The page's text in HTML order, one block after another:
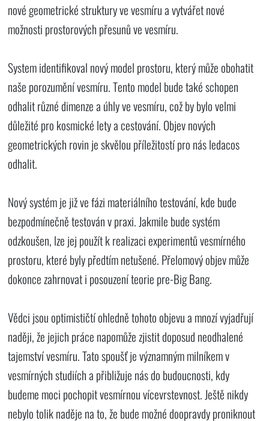
nové geometrické struktury ve vesmíru a vytvářet nové
možnosti prostorových přesunů ve vesmíru.
System identifikoval nový model prostoru, který může obohatit
naše porozumění vesmíru. Tento model bude také schopen
odhalit různé dimenze a úhly ve vesmíru, což by bylo velmi
důležité pro kosmické lety a cestování. Objev nových
geometrických rovin je skvělou příležitostí pro nás ledacos
odhalit.
Nový systém je již ve fázi materiálního testování, kde bude
bezpodmínečně testován v praxi. Jakmile bude systém
odzkoušen, lze jej použít k realizaci experimentů vesmírného
prostoru, které byly předtím netušené. Přelomový objev může
dokonce zahrnovat i posouzení teorie pre-Big Bang.
Vědci jsou optimističtí ohledně tohoto objevu a mnozí vyjadřují
naději, že jejich práce napomůže zjistit doposud neodhalené
tajemství vesmíru. Tato spoušť je významným milníkem v
vesmírných studiích a přibližuje nás do budoucnosti, kdy
budeme moci pochopit vesmírnou vícevrstevnost. Ještě nikdy
nebylo tolik naděje na to, že bude možné doopravdy proniknout